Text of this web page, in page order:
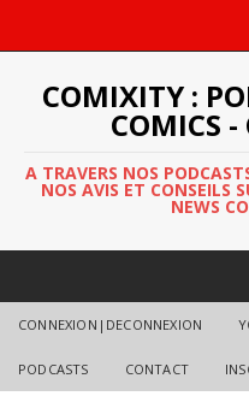
COMIXITY :
COMICS
A TRAVERS NOS
NOS AVIS ET CONSEILS
NEWS
CONNEXION|DECONNEXION
PODCASTS CONTACT